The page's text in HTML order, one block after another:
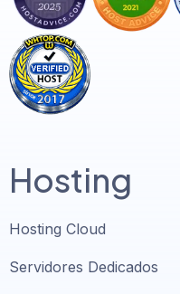
Hosting
Hosting Cloud
Servidores Dedicados